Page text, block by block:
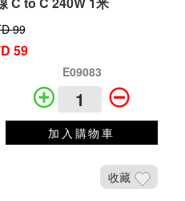
99
59
E09083
加入購物車
收藏